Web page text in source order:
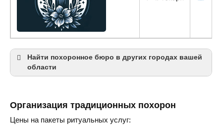
Найти похоронное бюро в других городах вашей
области
Ахтырка
Организация традиционных похорон
Цены на пакеты ритуальных услуг: